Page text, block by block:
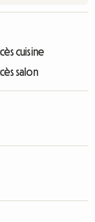
cuisine
salon